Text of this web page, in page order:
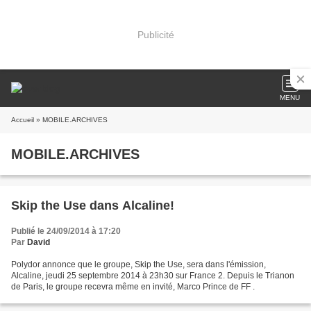
Publicité
MENU
Accueil » MOBILE.ARCHIVES
MOBILE.ARCHIVES
Skip the Use dans Alcaline!
Publié le 24/09/2014 à 17:20
Par David
Polydor annonce que le groupe, Skip the Use, sera dans l'émission,
Alcaline, jeudi 25 septembre 2014 à 23h30 sur France 2. Depuis le Trianon
de Paris, le groupe recevra même en invité, Marco Prince de FF .